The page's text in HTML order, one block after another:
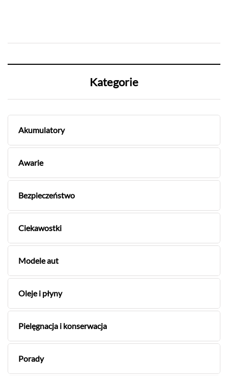
Kategorie
Akumulatory
Awarie
Bezpieczeństwo
Ciekawostki
Modele aut
Oleje i płyny
Pielęgnacja i konserwacja
Porady